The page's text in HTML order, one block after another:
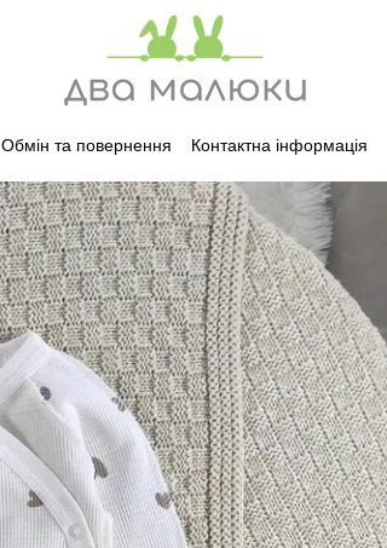
Обмін та повернення Контактна інформація